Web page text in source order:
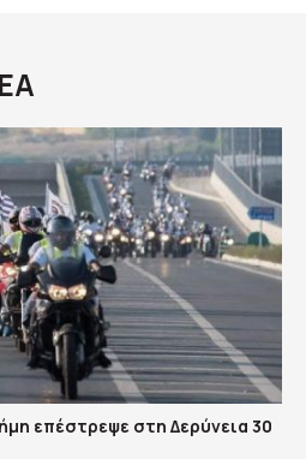
επέστρεψε στη Δερύνεια 30